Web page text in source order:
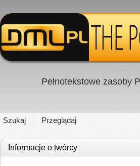
Pełnotekstowe zasoby
Szukaj Przeglądaj
Informacje o twórcy